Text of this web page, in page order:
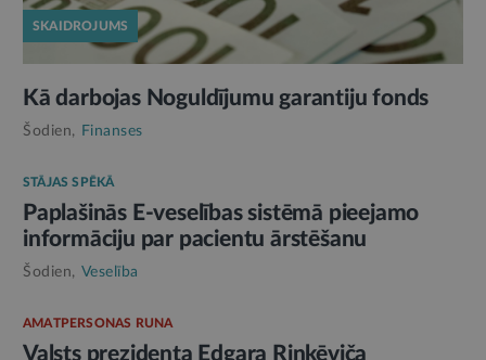
SKAIDROJUMS
Kā darbojas Noguldījumu garantiju fonds
Šodien, Finanses
STĀJAS SPĒKĀ
Paplašinās E-veselības sistēmā pieejamo
informāciju par pacientu ārstēšanu
Šodien, Veselība
AMATPERSONAS RUNA
Valsts prezidenta Edgara Rinkēviča